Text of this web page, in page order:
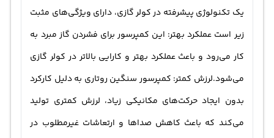
یک تکنولوژی پیشرفته در کولر گازی، دارای ویژگی‌های مثبت
زیر است عملکرد بهتر: این کمپرسور برای فشردن گاز مبرد به
کار می‌رود و باعث عملکرد بهتر و کارایی بالاتر در کولر گازی
می‌شود.لرزش کمتر: کمپرسور سنگین روتاری به دلیل کارکرد
بدون ایجاد حرکت‌های مکانیکی زیاد، لرزش کمتری تولید
می‌کند که باعث کاهش صداها و ارتعاشات غیرمطلوب در